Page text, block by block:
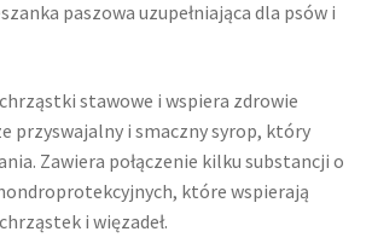
paszowa uzupełniająca dla psów i
stawowe i wspiera zdrowie
przyswajalny i smaczny syrop, który
Zawiera połączenie kilku substancji o
które wspierają
i więzadeł.